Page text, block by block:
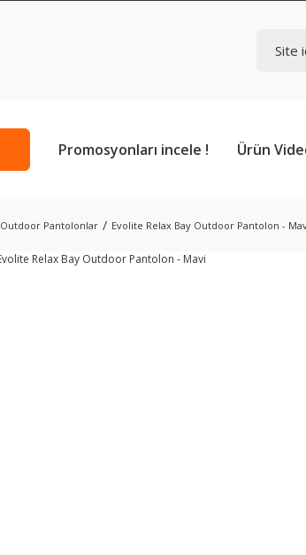
Promosyonları incele ! Ürün
Outdoor Pantolonlar Evolite Relax Bay Outdoor Pantolon -